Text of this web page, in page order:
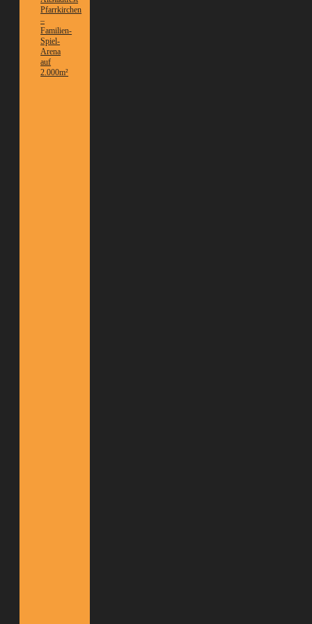
Pfarrkirchen
–
Familien-
Spiel-
Arena
auf
2.000m²